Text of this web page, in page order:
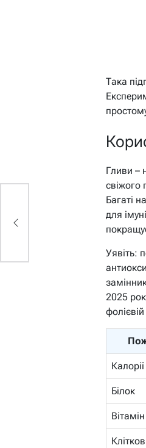
Така
Гливи –
свіжого
Багаті
для
Уявіть:
2025
Калорії
Білок